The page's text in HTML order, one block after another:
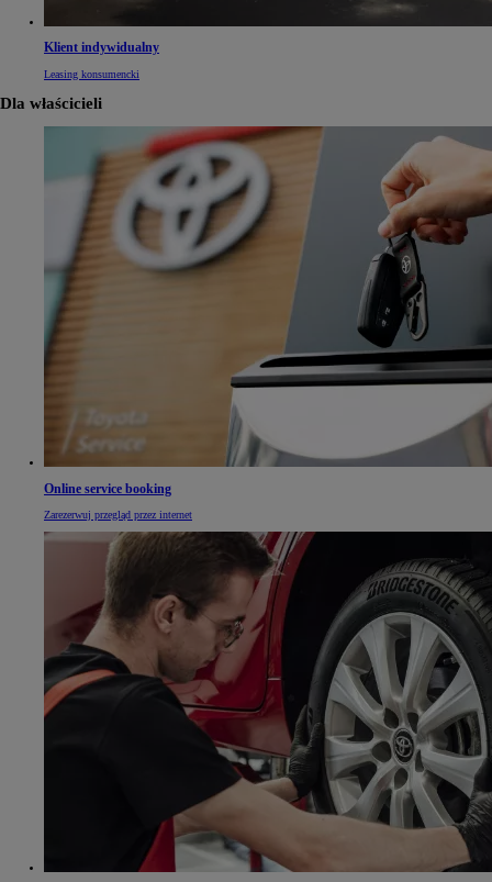
Klient indywidualny
Leasing konsumencki
Dla właścicieli
Online service booking
Zarezerwuj przegląd przez internet